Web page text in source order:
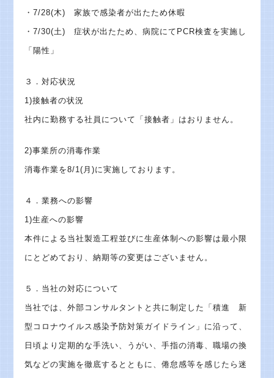
・7/28(木) 家族で感染者が出たため休暇
・7/30(土) 症状が出たため、病院にてPCR検査を実施し
「陽性」
３．対応状況
1)接触者の状況
社内に勤務する社員について「接触者」はおりません。
2)事業所の消毒作業
消毒作業を8/1(月)に実施しております。
４．業務への影響
1)生産への影響
本件による当社製造工程並びに生産体制への影響は最小限
にとどめており、納期等の変更はございません。
５．当社の対応について
当社では、外部コンサルタントと共に制定した「積進 新
型コロナウイルス感染予防対策ガイドライン」に沿って、
日頃より定期的な手洗い、うがい、手指の消毒、職場の換
気などの実施を徹底するとともに、倦怠感等を感じたら迷